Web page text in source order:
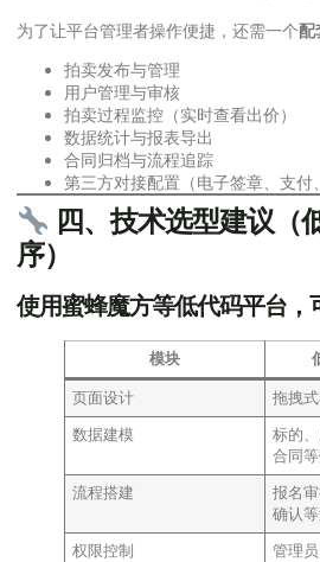
为了让平台管理者操作便捷，还需一个配
拍卖发布与管理
用户管理与审核
拍卖过程监控（实时查看出价）
数据统计与报表导出
合同归档与流程追踪
第三方对接配置（电子签章、支付
四、技术选型建议（
序）
使用蜜蜂魔方等低代码平台，
模块
页面设计 拖拽
数据建模
标的
合同
流程搭建
报名
确认
权限控制
管理